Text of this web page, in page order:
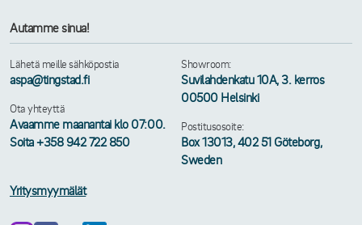
Autamme sinua!
Lähetä meille sähköpostia
aspa@tingstad.fi
Ota yhteyttä
Avaamme maanantai klo 07:00.
Soita +358 942 722 850
Showroom:
Suvilahdenkatu 10A, 3. kerros
00500 Helsinki
Postitusosoite:
Box 13013, 402 51 Göteborg,
Sweden
Yritysmyymälät